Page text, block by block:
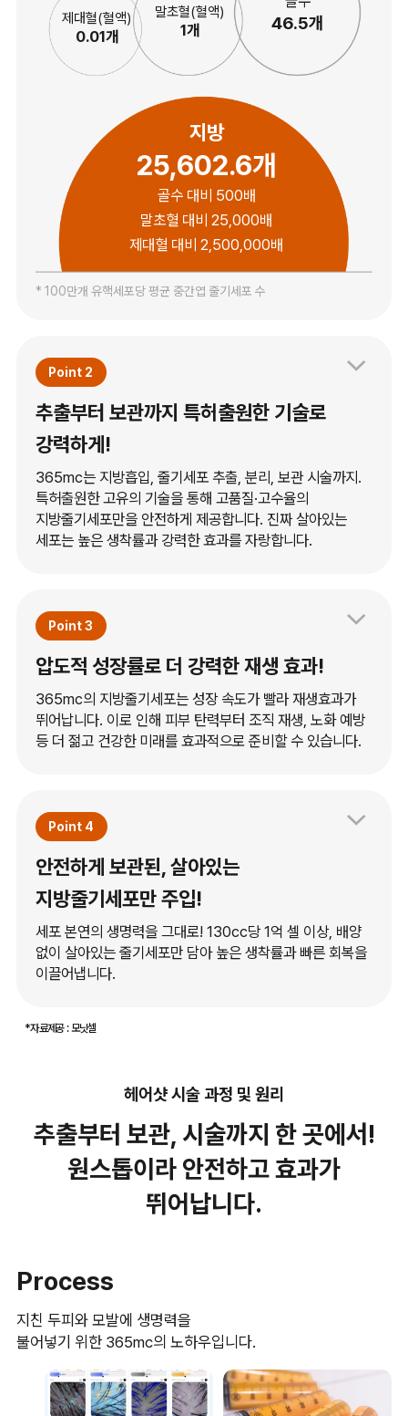
제대혈(혈액)
0.01개
말초혈(혈액)
1개 46.5개
지방
25,602.6개
골수 대비 500배
말초혈 대비 25,000배
제대혈 대비 2,500,000배
* 100만개 유핵세포당 평균 중간엽 줄기세포 수
Point 2
추출부터 보관까지 특허출원한 기술로
강력하게!
365mc는 지방흡입, 줄기세포 추출, 분리, 보관 시술까지.
특허출원한 고유의 기술을 통해 고품질·고수율의
지방줄기세포만을 안전하게 제공합니다. 진짜 살아있는
세포는 높은 생착률과 강력한 효과를 자랑합니다.
Point 3
압도적 성장률로 더 강력한 재생 효과!
365mc의 지방줄기세포는 성장 속도가 빨라 재생효과가
뛰어납니다. 이로 인해 피부 탄력부터 조직 재생, 노화 예방
등 더 젊고 건강한 미래를 효과적으로 준비할 수 있습니다.
Point 4
안전하게 보관된, 살아있는
지방줄기세포만 주입!
세포 본연의 생명력을 그대로! 130cc당 1억 셀 이상, 배양
없이 살아있는 줄기세포만 담아 높은 생착률과 빠른 회복을
이끌어냅니다.
*자료제공 : 모닛셀
헤어샷 시술 과정 및 원리
추출부터 보관, 시술까지 한 곳에서!
원스톱이라 안전하고 효과가
뛰어납니다.
Process
지친 두피와 모발에 생명력을
불어넣기 위한 365mc의 노하우입니다.